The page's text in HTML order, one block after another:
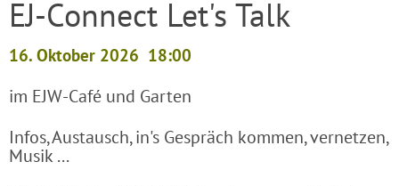
EJ-Connect Let's Talk
16. Oktober 2026 18:00
im EJW-Café und Garten
Infos, Austausch, in's Gespräch kommen, vernetzen,
Musik ...